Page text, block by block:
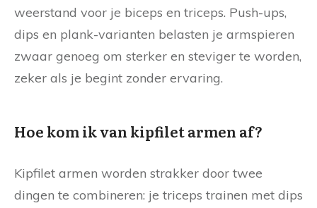
weerstand voor je biceps en triceps. Push-ups,
dips en plank-varianten belasten je armspieren
zwaar genoeg om sterker en steviger te worden,
zeker als je begint zonder ervaring.
Hoe kom ik van kipfilet armen af?
Kipfilet armen worden strakker door twee
dingen te combineren: je triceps trainen met dips